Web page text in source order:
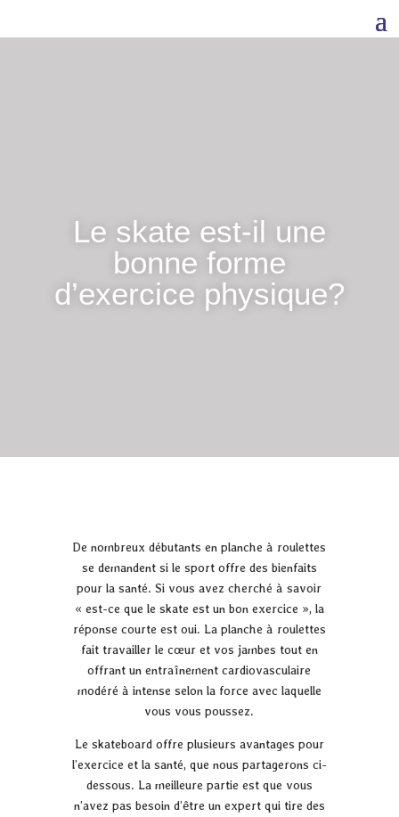
Le skate est-il une
bonne forme
d’exercice physique?
De nombreux débutants en planche à roulettes
se demandent si le sport offre des bienfaits
pour la santé. Si vous avez cherché à savoir
« est-ce que le skate est un bon exercice », la
réponse courte est oui. La planche à roulettes
fait travailler le cœur et vos jambes tout en
offrant un entraînement cardiovasculaire
modéré à intense selon la force avec laquelle
vous vous poussez.
Le skateboard offre plusieurs avantages pour
l’exercice et la santé, que nous partagerons ci-
dessous. La meilleure partie est que vous
n’avez pas besoin d’être un expert qui tire des